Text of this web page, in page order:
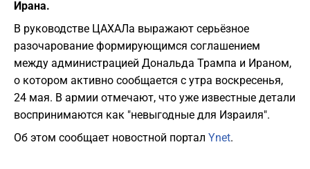
Ирана.
В руководстве ЦАХАЛа выражают серьёзное
разочарование формирующимся соглашением
между администрацией Дональда Трампа и Ираном,
о котором активно сообщается с утра воскресенья,
24 мая. В армии отмечают, что уже известные детали
воспринимаются как "невыгодные для Израиля".
Об этом сообщает новостной портал Ynet.